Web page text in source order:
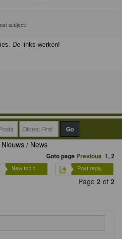
subject:
De links werken!
Nieuws / News
Goto page Previous 1,2
Page 2 of 2